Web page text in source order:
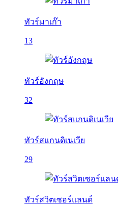
ทัวร์มาเก๊า
13
ทัวร์อังกฤษ
32
ทัวร์สแกนดิเนเวีย
29
ทัวร์สวิตเซอร์แลนด์